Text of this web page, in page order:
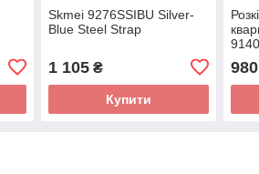
Skmei 9276SSIBU Silver-
Blue Steel Strap
1 105₴
Купити
980